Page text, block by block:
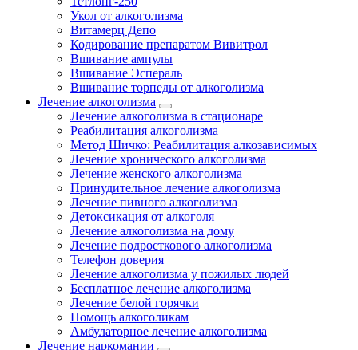
Укол от алкоголизма
Витамерц Депо
Кодирование препаратом Вивитрол
Вшивание ампулы
Вшивание Эспераль
Вшивание торпеды от алкоголизма
Лечение алкоголизма
Лечение алкоголизма в стационаре
Реабилитация алкоголизма
Метод Шичко: Реабилитация алкозависимых
Лечение хронического алкоголизма
Лечение женского алкоголизма
Принудительное лечение алкоголизма
Лечение пивного алкоголизма
Детоксикация от алкоголя
Лечение алкоголизма на дому
Лечение подросткового алкоголизма
Телефон доверия
Лечение алкоголизма у пожилых людей
Бесплатное лечение алкоголизма
Лечение белой горячки
Помощь алкоголикам
Амбулаторное лечение алкоголизма
Лечение наркомании